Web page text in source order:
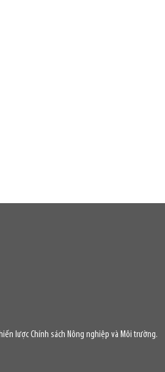
lược Chính sách Nông nghiệp và Môi trường.